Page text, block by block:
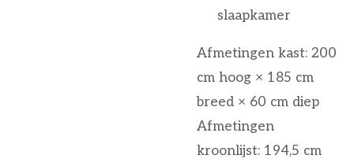
slaapkamer
Afmetingen kast: 200
cm hoog × 185 cm
breed × 60 cm diep
Afmetingen
kroonlijst: 194,5 cm